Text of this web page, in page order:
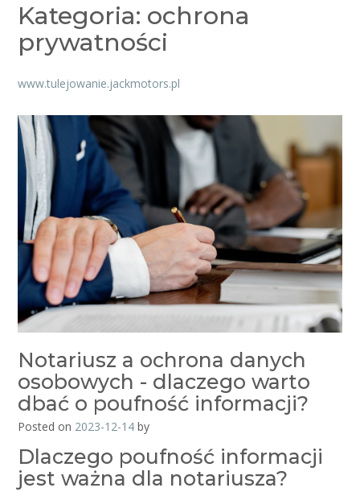
Kategoria: ochrona
prywatności
www.tulejowanie.jackmotors.pl
Notariusz a ochrona danych
osobowych - dlaczego warto
dbać o poufność informacji?
Posted on 2023-12-14 by
Dlaczego poufność informacji
jest ważna dla notariusza?